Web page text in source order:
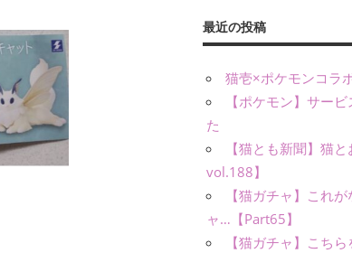
最近の投稿
猫壱×ポケモンコラ
【ポケモン】サー
た
【猫とも新聞】猫
vol.188】
【猫ガチャ】これ
ャ…【Part65】
【猫ガチャ】こち